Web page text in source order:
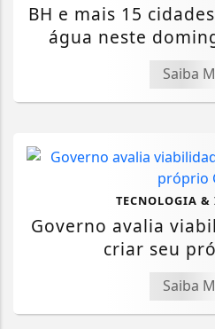
BH e mais 15
água neste
Saiba
TECNOLOGIA &
Governo avalia
criar seu
Saiba